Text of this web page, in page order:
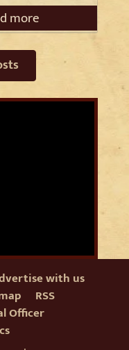
more
with us
RSS
Officer